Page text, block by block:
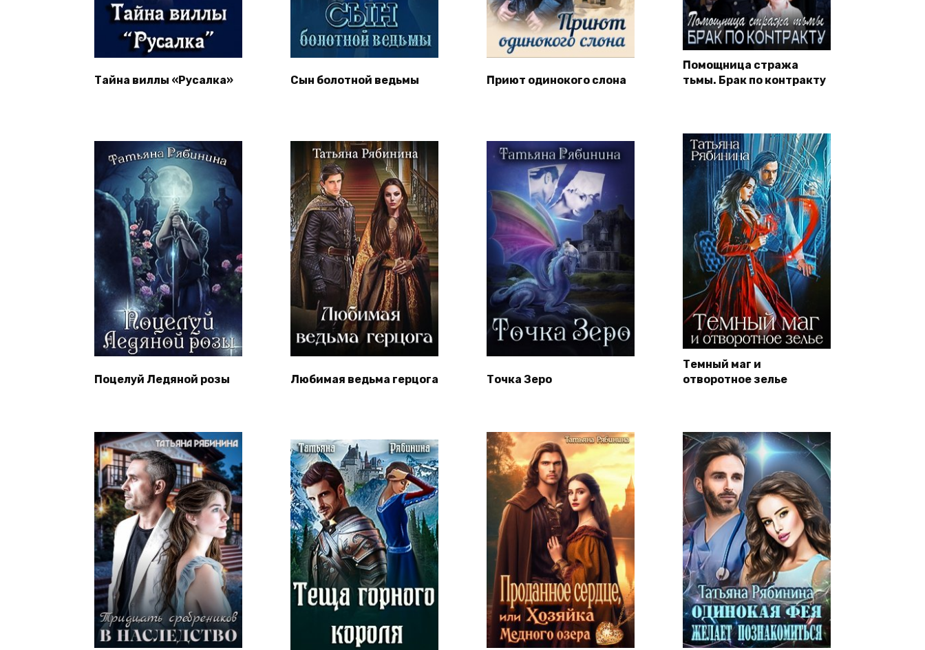
Тайна виллы «Русалка» Сын болотной ведьмы Приют одинокого слона
Помощница стража
тьмы. Брак по контракту
Поцелуй Ледяной розы Любимая ведьма герцога Точка Зеро
Темный маг и
отворотное зелье